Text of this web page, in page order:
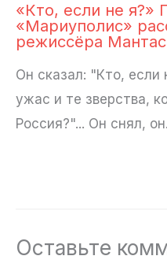
«Кто, если не я?»
«Мариуполис»
режиссёра
Он сказал: "Кто, если
ужас и те зверства,
Россия?"... Он снял,
Оставьте